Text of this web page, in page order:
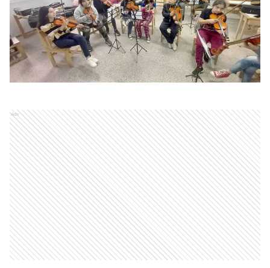
Ads